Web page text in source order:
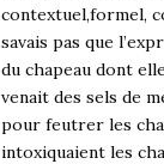
contextuel,formel,
savais pas que
du chapeau dont
venait des sels de
pour feutrer les
intoxiquaient les